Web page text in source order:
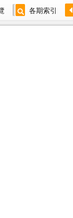
各期索引